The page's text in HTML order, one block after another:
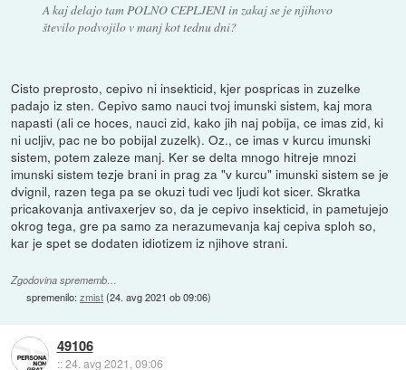
A kaj delajo tam POLNO CEPLJENI in zakaj se je njihovo
število podvojilo v manj kot tednu dni?
Cisto preprosto, cepivo ni insekticid, kjer pospricas in zuzelke
padajo iz sten. Cepivo samo nauci tvoj imunski sistem, kaj mora
napasti (ali ce hoces, nauci zid, kako jih naj pobija, ce imas zid, ki
ni ucljiv, pac ne bo pobijal zuzelk). Oz., ce imas v kurcu imunski
sistem, potem zaleze manj. Ker se delta mnogo hitreje mnozi
imunski sistem tezje brani in prag za "v kurcu" imunski sistem se je
dvignil, razen tega pa se okuzi tudi vec ljudi kot sicer. Skratka
pricakovanja antivaxerjev so, da je cepivo insekticid, in pametujejo
okrog tega, gre pa samo za nerazumevanja kaj cepiva sploh so,
kar je spet se dodaten idiotizem iz njihove strani.
Zgodovina sprememb…
spremenilo:zmist(24. avg 2021 ob 09:06)
49106
::24. avg 2021, 09:06